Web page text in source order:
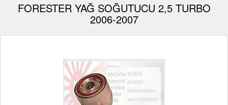
FORESTER YAĞ SOĞUTUCU 2,5 TURBO
2006-2007